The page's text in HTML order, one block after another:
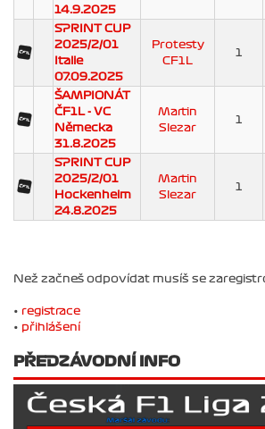
14.9.2025
SPRINT CUP
2025/2/01
Italie
07.09.2025
Protesty
CF1L
1
ŠAMPIONÁT
ČF1L - VC
Německa
31.8.2025
Martin
Slezar
1
SPRINT CUP
2025/2/01
Hockenheim
24.8.2025
Martin
Slezar
1
Než začneš odpovídat musíš se
• registrace
• přihlášení
PŘEDZÁVODNÍ INFO